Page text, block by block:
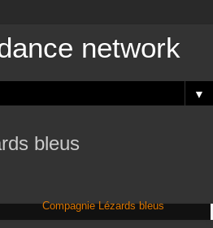
network
▼
bleus